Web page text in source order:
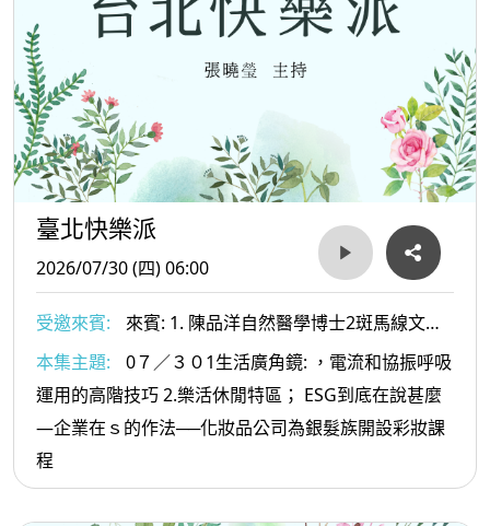
臺北快樂派
2026/07/30 (四) 06:00
受邀來賓:
來賓: 1. 陳品洋自然醫學博士2斑馬線文庫
社長及文史工作者-許赫老師
本集主題:
0７／３０1生活廣角鏡: ，電流和協振呼吸
運用的高階技巧 2.樂活休閒特區； ESG到底在說甚麼
—企業在ｓ的作法──化妝品公司為銀髮族開設彩妝課
程